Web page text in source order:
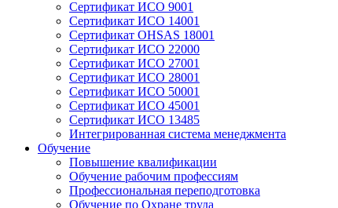
Сертификат ИСО 9001
Сертификат ИСО 14001
Сертификат OHSAS 18001
Сертификат ИСО 22000
Сертификат ИСО 27001
Сертификат ИСО 28001
Сертификат ИСО 50001
Сертификат ИСО 45001
Сертификат ИСО 13485
Интегрированная система менеджмента
Обучение
Повышение квалификации
Обучение рабочим профессиям
Профессиональная переподготовка
Обучение по Охране труда